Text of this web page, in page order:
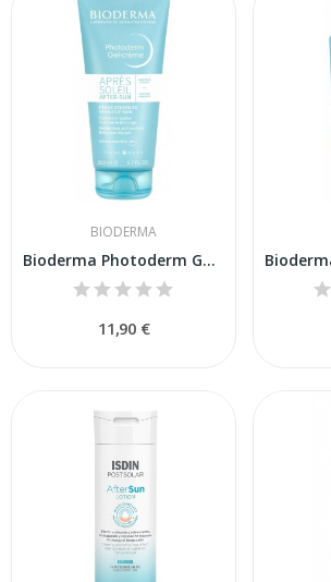
BIODERMA
Bioderma Photoderm Gel Crema Después del Sol 200ml
11,90 €